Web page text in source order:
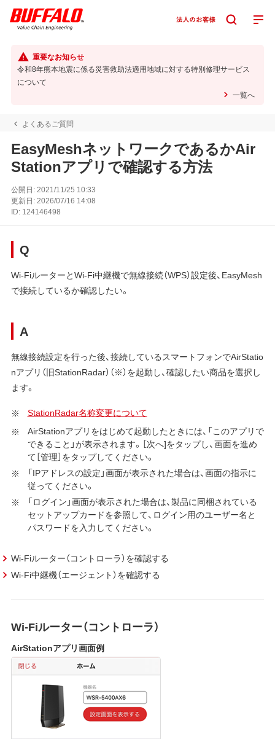
重要なお知らせ
令和8年熊本地震に係る災害救助法適用地域に対する特別修理サービス
について
一覧へ
よくあるご質問
EasyMeshネットワークであるかAir
Stationアプリで確認する方法
公開日:2021/11/25 10:33
更新日:2026/07/16 14:08
ID: 124146498
Q
Wi-FiルーターとWi-Fi中継機で無線接続（WPS）設定後、EasyMesh
で接続しているか確認したい。
A
無線接続設定を行った後、接続しているスマートフォンでAirStatio
nアプリ（旧StationRadar）（※）を起動し、確認したい商品を選択し
ます。
StationRadar名称変更について
AirStationアプリをはじめて起動したときには、「このアプリで
できること」が表示されます。［次へ]をタップし、画面を進め
て［管理］をタップしてください。
「IPアドレスの設定」画面が表示された場合は、画面の指示に
従ってください。
「ログイン」画面が表示された場合は、製品に同梱されている
セットアップカードを参照して、ログイン用のユーザー名と
パスワードを入力してください。
Wi-Fiルーター（コントローラ）を確認する
Wi-Fi中継機（エージェント）を確認する
Wi-Fiルーター（コントローラ）
AirStationアプリ画面例